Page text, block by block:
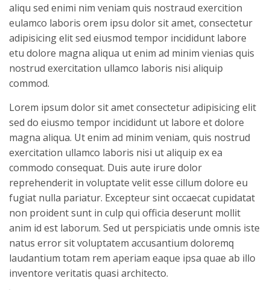
aliqu sed enimi nim veniam quis nostraud exercition
eulamco laboris orem ipsu dolor sit amet, consectetur
adipisicing elit sed eiusmod tempor incididunt labore
etu dolore magna aliqua ut enim ad minim vienias quis
nostrud exercitation ullamco laboris nisi aliquip
commod.
Lorem ipsum dolor sit amet consectetur adipisicing elit
sed do eiusmo tempor incididunt ut labore et dolore
magna aliqua. Ut enim ad minim veniam, quis nostrud
exercitation ullamco laboris nisi ut aliquip ex ea
commodo consequat. Duis aute irure dolor
reprehenderit in voluptate velit esse cillum dolore eu
fugiat nulla pariatur. Excepteur sint occaecat cupidatat
non proident sunt in culp qui officia deserunt mollit
anim id est laborum. Sed ut perspiciatis unde omnis iste
natus error sit voluptatem accusantium doloremq
laudantium totam rem aperiam eaque ipsa quae ab illo
inventore veritatis quasi architecto.